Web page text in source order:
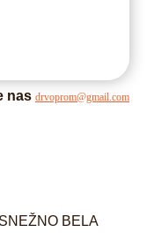
nas drvoprom@gmail.com
BELA